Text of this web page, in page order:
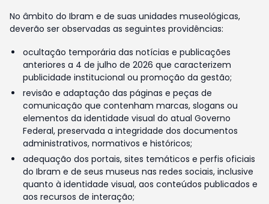
No âmbito do Ibram e de suas unidades museológicas,
deverão ser observadas as seguintes providências:
ocultação temporária das notícias e publicações
anteriores a 4 de julho de 2026 que caracterizem
publicidade institucional ou promoção da gestão;
revisão e adaptação das páginas e peças de
comunicação que contenham marcas, slogans ou
elementos da identidade visual do atual Governo
Federal, preservada a integridade dos documentos
administrativos, normativos e históricos;
adequação dos portais, sites temáticos e perfis oficiais
do Ibram e de seus museus nas redes sociais, inclusive
quanto à identidade visual, aos conteúdos publicados e
aos recursos de interação;